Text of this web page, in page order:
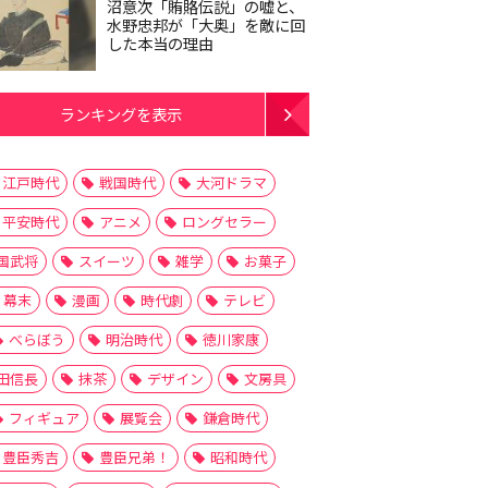
沼意次「賄賂伝説」の嘘と、
水野忠邦が「大奥」を敵に回
した本当の理由
ランキングを表示
江戸時代 戦国時代
大河ドラマ
平安時代
アニメ
ロングセラー
武将
スイーツ 雑学
お菓子
幕末
漫画 時代劇
テレビ
べらぼう
明治時代
徳川家康
信長
抹茶 デザイン
文房具
フィギュア
展覧会
鎌倉時代
豊臣秀吉
豊臣兄弟！
昭和時代